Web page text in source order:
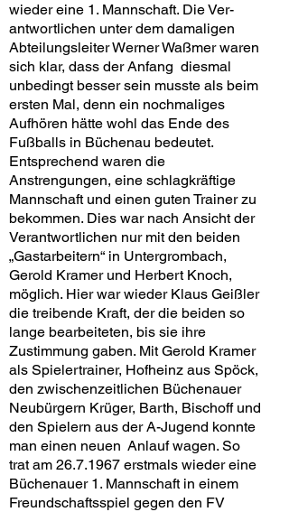
wieder eine 1. Mannschaft. Die Ver­
antwortlichen unter dem damaligen
Abteilungsleiter Werner Waßmer wa­ren
sich klar, dass der Anfang diesmal
unbedingt besser sein musste als beim
ersten Mal, denn ein nochmaliges
Aufhören hätte wohl das Ende des
Fußballs in Büchenau bedeutet.
Entsprechend waren die
Anstrengungen, eine schlagkräftige
Mannschaft und einen guten Trainer zu
bekommen. Dies war nach Ansicht der
Verantwortlichen nur mit den beiden
„Gastar­beitern“ in Untergrombach,
Gerold Kramer und Herbert Knoch,
möglich. Hier war wieder Klaus Geißler
die treibende Kraft, der die beiden so
lange bearbeiteten, bis sie ihre
Zustimmung gaben. Mit Gerold Kramer
als Spie­lertrainer, Hofheinz aus Spöck,
den zwischenzeitlichen Büchenauer
Neu­bürgern Krüger, Barth, Bischoff und
den Spielern aus der A-Jugend konnte
man einen neuen Anlauf wagen. So
trat am 26.7.1967 erstmals wieder eine
Büchenauer 1. Mannschaft in einem
Freundschaftsspiel gegen den FV